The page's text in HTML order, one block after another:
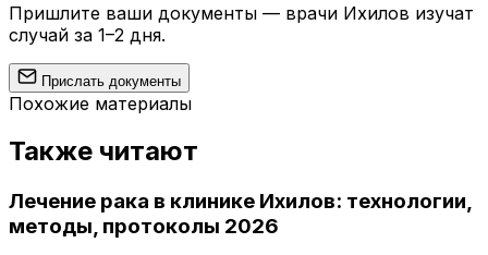
Пришлите ваши документы — врачи Ихилов изучат
случай за 1–2 дня.
Прислать документы
Похожие материалы
Также читают
Лечение рака в клинике Ихилов: технологии,
методы, протоколы 2026